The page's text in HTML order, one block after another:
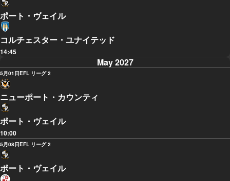
ポート・ヴェイル
コルチェスター・ユナイテッド
14:45
May 2027
5月01日EFL リーグ 2
ニューポート・カウンティ
ポート・ヴェイル
10:00
5月08日EFL リーグ 2
ポート・ヴェイル